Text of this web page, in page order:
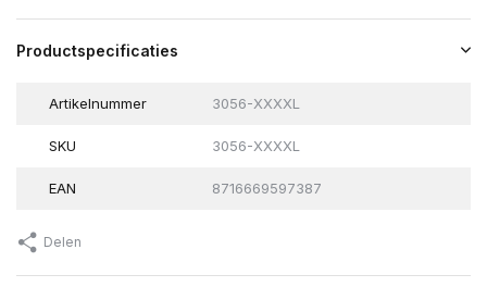
Productspecificaties
Artikelnummer 3056-XXXXL
SKU 3056-XXXXL
EAN 8716669597387
Delen